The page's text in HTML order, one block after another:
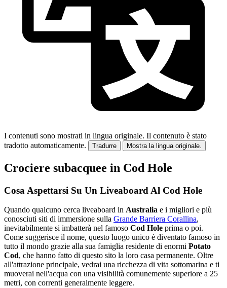
I contenuti sono mostrati in lingua originale. Il contenuto è stato
tradotto automaticamente.
Tradurre Mostra la lingua originale.
Crociere subacquee in Cod Hole
Cosa Aspettarsi Su Un Liveaboard Al Cod Hole
Quando qualcuno cerca liveaboard in Australia e i migliori e più
conosciuti siti di immersione sulla Grande Barriera Corallina,
inevitabilmente si imbatterà nel famoso Cod Hole prima o poi.
Come suggerisce il nome, questo luogo unico è diventato famoso in
tutto il mondo grazie alla sua famiglia residente di enormi Potato
Cod, che hanno fatto di questo sito la loro casa permanente. Oltre
all'attrazione principale, vedrai una ricchezza di vita sottomarina e ti
muoverai nell'acqua con una visibilità comunemente superiore a 25
metri, con correnti generalmente leggere.